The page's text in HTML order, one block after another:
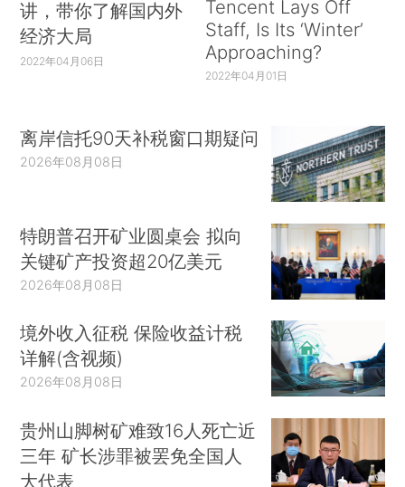
讲，带你了解国内外
经济大局
2022年04月06日
Tencent Lays Off
Staff, Is Its ‘Winter’
Approaching?
2022年04月01日
离岸信托90天补税窗口期疑问
2026年08月08日
特朗普召开矿业圆桌会 拟向
关键矿产投资超20亿美元
2026年08月08日
境外收入征税 保险收益计税
详解(含视频)
2026年08月08日
贵州山脚树矿难致16人死亡近
三年 矿长涉罪被罢免全国人
大代表